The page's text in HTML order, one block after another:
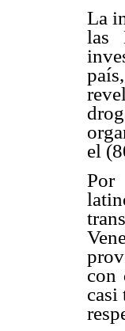
La
las
el
con
casi